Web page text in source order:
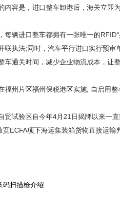
容是，进口整车卸港后，海关立即
辆进口整车都拥有一张唯一的RFID“
联执法;同时，汽车平行进口实行预
车通关时间，减少企业物流成本，让
州片区福州保税港区实施, 自启用整
试验区自今年4月21日揭牌以来一直
宽ECFA项下海运集装箱货物直接运
扫描枪介绍